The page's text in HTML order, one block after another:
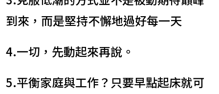
到來，而是堅持不懈地過好每一天
4.一切，先動起來再說。
5.平衡家庭與工作？只要早點起床就可